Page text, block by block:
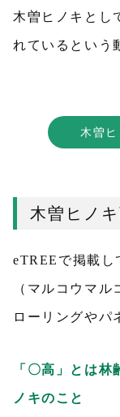
木曽ヒノキとし
れているという
木曽
木曽ヒノ
eTREEで掲載し
（マルコウマ
ローリングやパ
「〇高」とは
ノキのこと